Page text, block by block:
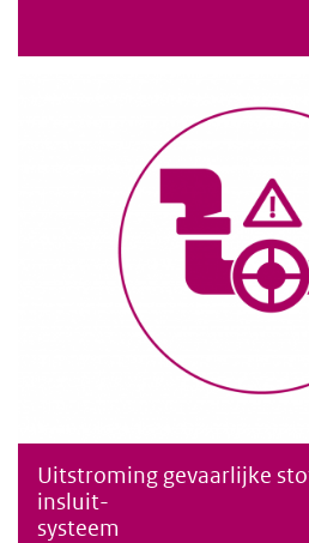
Uitstroming van een gevaarlijke
Uitstroming gevaarlijke
insluit-
systeem